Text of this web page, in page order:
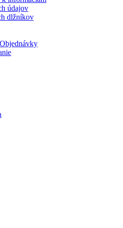
údajov
dlžníkov